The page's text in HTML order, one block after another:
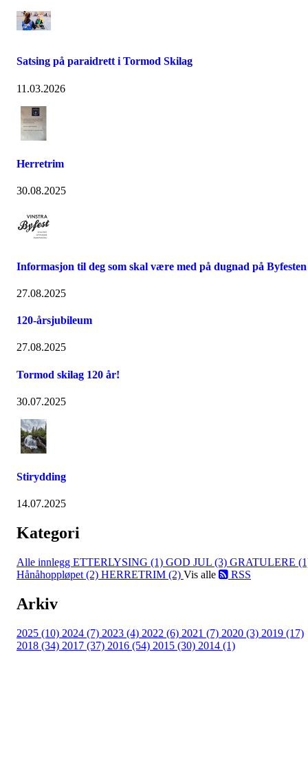
Satsing på paraidrett i Tormod Skilag
11.03.2026
Herretrim
30.08.2025
Informasjon til deg som skal være med på dugnad på Byfesten
27.08.2025
120-årsjubileum
27.08.2025
Tormod skilag 120 år!
30.07.2025
Stirydding
14.07.2025
Kategori
Alle innlegg ETTERLYSING (1) GOD JUL (3) GRATULERE
Hånåhoppløpet (2) HERRETRIM (2) Vis alle RSS
Arkiv
2025 (10) 2024 (7) 2023 (4) 2022 (6) 2021 (7) 2020 (3) 2019 (17)
2018 (34) 2017 (37) 2016 (54) 2015 (30) 2014 (1)